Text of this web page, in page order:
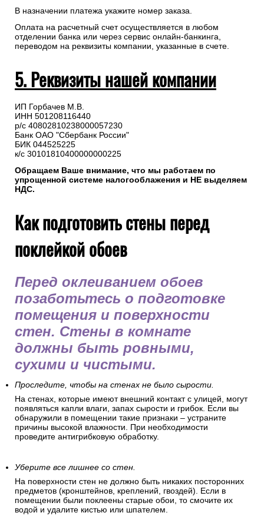
В назначении платежа укажите номер заказа.
Оплата на расчетный счет осуществляется в любом
отделении банка или через сервис онлайн-банкинга,
переводом на реквизиты компании, указанные в счете.
5. Реквизиты нашей компании
ИП Горбачев М.В.
ИНН 501208116440
р/с 40802810238000057230
Банк ОАО "Сбербанк России"
БИК 044525225
к/с 30101810400000000225
Обращаем Ваше внимание, что мы работаем по
упрощенной системе налогооблажения и НЕ выделяем
НДС.
Как подготовить стены перед
поклейкой обоев
Перед оклеиванием обоев
позаботьтесь о подготовке
помещения и поверхности
стен. Стены в комнате
должны быть ровными,
сухими и чистыми.
Проследите, чтобы на стенах не было сырости.
На стенах, которые имеют внешний контакт с улицей, могут
появляться капли влаги, запах сырости и грибок. Если вы
обнаружили в помещении такие признаки – устраните
причины высокой влажности. При необходимости
проведите антигрибковую обработку.
Уберите все лишнее со стен.
На поверхности стен не должно быть никаких посторонних
предметов (кронштейнов, креплений, гвоздей). Если в
помещении были поклеены старые обои, то смочите их
водой и удалите кистью или шпателем.